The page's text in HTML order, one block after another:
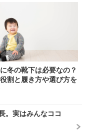
冬の靴下は必要なの？
割と履き方や選び方を
。実はみんなココ